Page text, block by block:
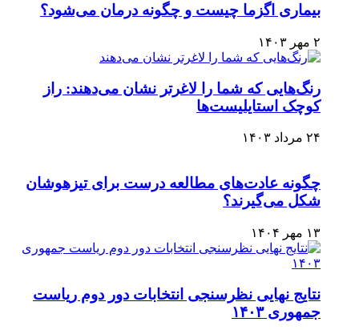
بیماری اگزما چیست و چگونه درمان می‌‌شود؟
۲ مهر ۱۴۰۳
رنگ‌هایی که شما را لاغرتر نشان می‌دهند: راز
کوچک استایلیست‌ها
۲۴ مرداد ۱۴۰۳
چگونه عادت‌های مطالعه درست برای تیزهوشان
شکل می‌گیرند؟
۱۳ مهر ۱۴۰۴
نتایج نهایی نظرسنجی انتخابات دور دوم ریاست‌
جمهوری ۱۴۰۳